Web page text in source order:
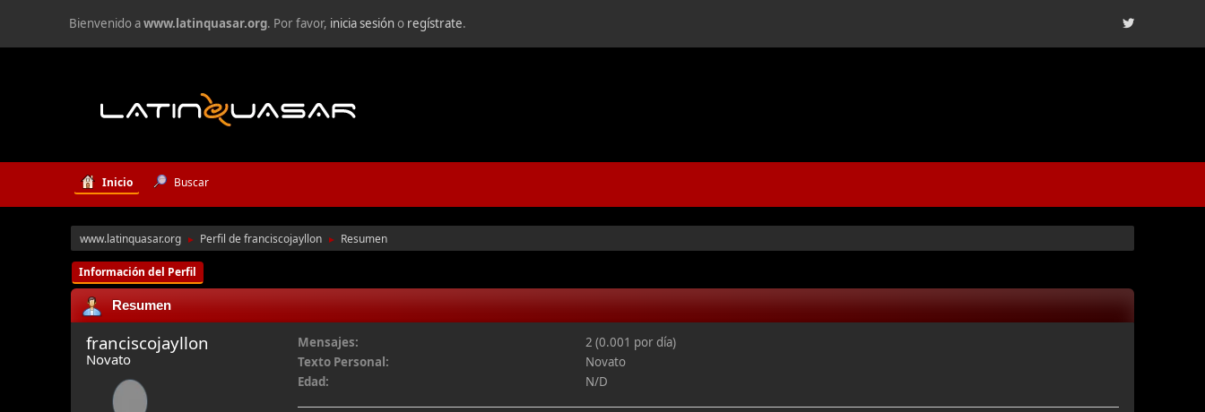
Bienvenido awww.latinquasar.org. Por favor, inicia sesióno regístrate.
Inicio Buscar
www.latinquasar.org ► Perfil de franciscojayllon ► Resumen
Información del Perfil
Resumen
franciscojayllon
Novato
Mensajes:
2 (0.001 por día)
Texto Personal:
Novato
Edad:
N/D